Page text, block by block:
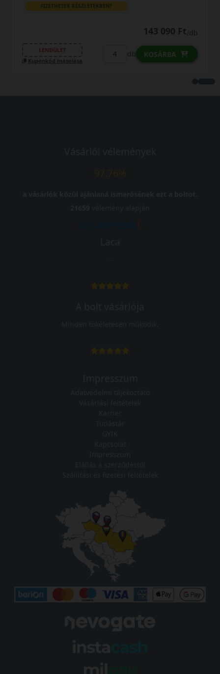
FIZETHETEK RÉSZLETEKBEN?
122 690 Ft/db
LENDÜLET
Kuponkód másolása
db KOSÁRBA